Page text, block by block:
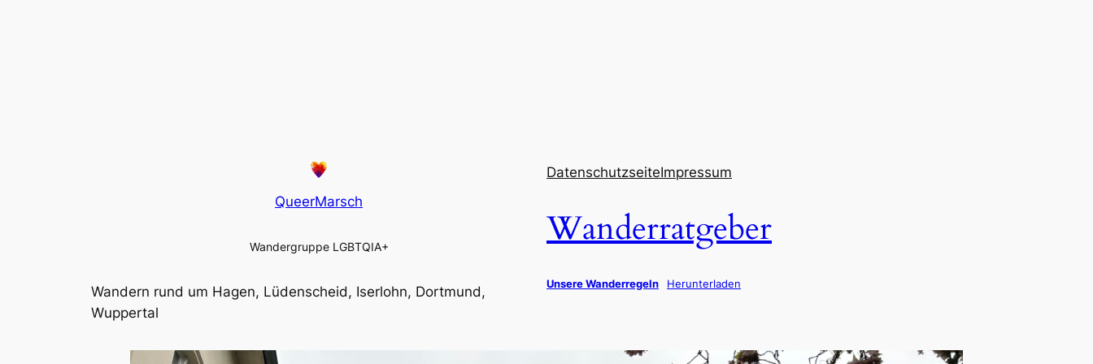
QueerMarsch
Wandergruppe LGBTQIA+
Wandern rund um Hagen, Lüdenscheid, Iserlohn, Dortmund,
Wuppertal
DatenschutzseiteImpressum
Wanderratgeber
Unsere Wanderregeln Herunterladen